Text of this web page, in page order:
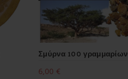
Σμύρνα 100 γραμμαρίων
6,00 €